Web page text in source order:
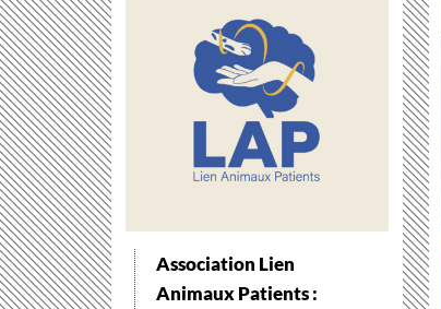
Association Lien
Animaux Patients :